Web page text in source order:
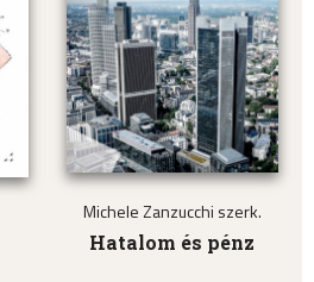
Michele Zanzucchi szerk.
Hatalom és pénz